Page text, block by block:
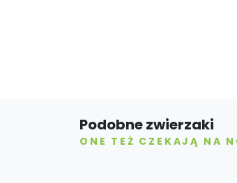
Podobne zwierzaki
ONE TEŻ CZEKAJĄ NA